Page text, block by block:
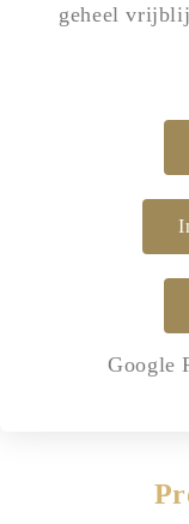
geheel
Google